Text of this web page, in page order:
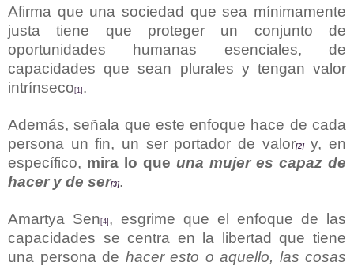
Afirma que una sociedad que sea mínimamente
justa tiene que proteger un conjunto de
oportunidades humanas esenciales, de
capacidades que sean plurales y tengan valor
intrínseco [1] .
Además, señala que este enfoque hace de cada
persona un fin, un ser portador de valor[2]y, en
específico, mira lo que una mujer es capaz de
hacer y de ser[3].
Amartya Sen [4] , esgrime que el enfoque de las
capacidades se centra en la libertad que tiene
una persona de hacer esto o aquello, las cosas